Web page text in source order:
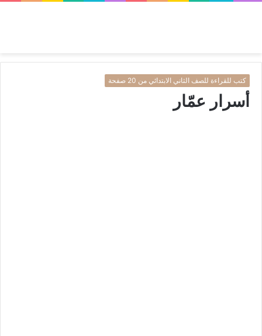
كتب للقراءة للصف الثاني الابتدائي من 20 صفحة
أسرار عمّار